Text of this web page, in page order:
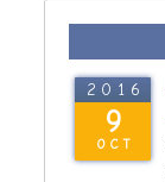
2016
9
OCT